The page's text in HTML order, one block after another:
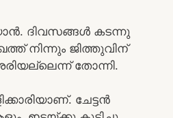
ദിവസങ്ങൾ കടന്നു
നിന്നും ജിത്തുവിന്
തോന്നി.
ചേട്ടൻ